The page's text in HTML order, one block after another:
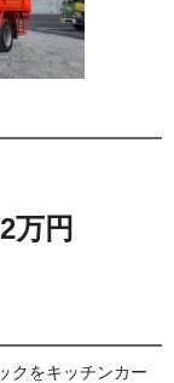
万円
クをキッチンカー